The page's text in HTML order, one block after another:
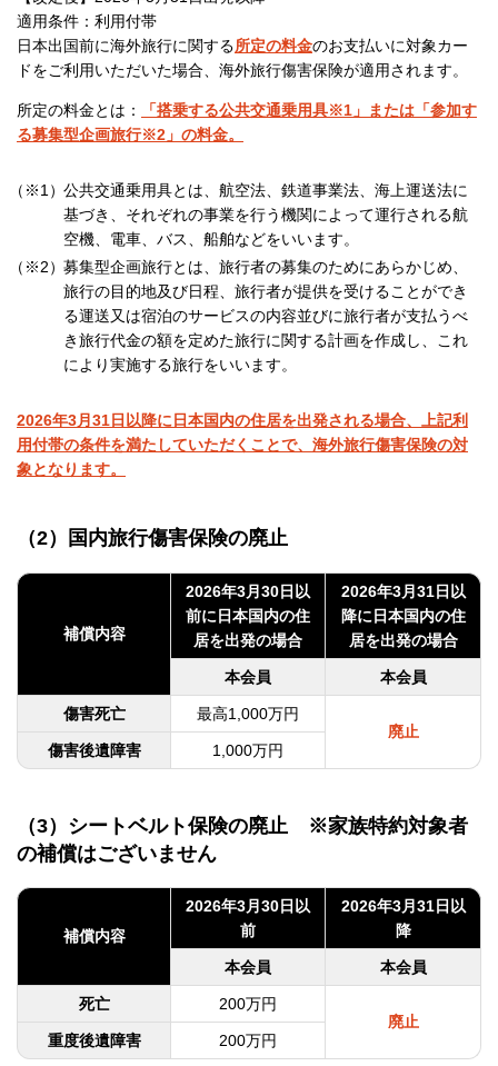
適用条件：利用付帯
日本出国前に海外旅行に関する所定の料金のお支払いに対象カー
ドをご利用いただいた場合、海外旅行傷害保険が適用されます。
所定の料金とは：
「搭乗する公共交通乗用具※1」または「参加す
る募集型企画旅行※2」の料金。
（※1）公共交通乗用具とは、航空法、鉄道事業法、海上運送法に
基づき、それぞれの事業を行う機関によって運行される航
空機、電車、バス、船舶などをいいます。
（※2）募集型企画旅行とは、旅行者の募集のためにあらかじめ、
旅行の目的地及び日程、旅行者が提供を受けることができ
る運送又は宿泊のサービスの内容並びに旅行者が支払うべ
き旅行代金の額を定めた旅行に関する計画を作成し、これ
により実施する旅行をいいます。
2026年3月31日以降に日本国内の住居を出発される場合、上記利
用付帯の条件を満たしていただくことで、海外旅行傷害保険の対
象となります。
（2）国内旅行傷害保険の廃止
補償内容
2026年3月30日以
前に 日本国内の住
居を出発の場合
2026年3月31日以
降に 日本国内の住
居を出発の場合
本会員 本会員
傷害死亡
最高1,000万円
廃止
傷害後遺障害
1,000万円
（3）シートベルト保険の廃止 ※家族特約対象者
の補償はございません
補償内容
2026年3月30日以
前
2026年3月31日以
降
本会員 本会員
死亡
200万円
廃止
重度後遺障害
200万円